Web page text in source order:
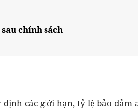
chính sách
các giới hạn, tỷ lệ bảo đảm